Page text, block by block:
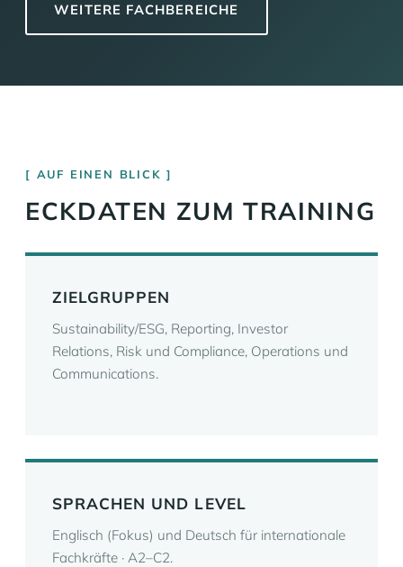
WEITERE FACHBEREICHE
AUF EINEN BLICK
ECKDATEN ZUM TRAINING
ZIELGRUPPEN
Sustainability/ESG, Reporting, Investor
Relations, Risk und Compliance, Operations und
Communications.
SPRACHEN UND LEVEL
Englisch (Fokus) und Deutsch für internationale
Fachkräfte · A2–C2.